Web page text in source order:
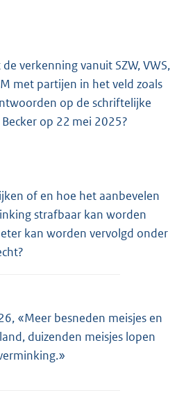
verkenning vanuit SZW, VWS,
met partijen in het veld zoals
op de schriftelijke
op 22 mei 2025?
of en hoe het aanbevelen
strafbaar kan worden
kan worden vervolgd onder
«Meer besneden meisjes en
duizenden meisjes lopen